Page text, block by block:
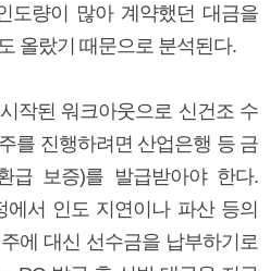
도량이 많아 계약했던 대금을
올랐기 때문으로 분석된다.
작된 워크아웃으로 신건조 수
를 진행하려면 산업은행 등 금
급 보증)를 발급받아야 한다.
에서 인도 지연이나 파산 등의
에 대신 선수금을 납부하기로